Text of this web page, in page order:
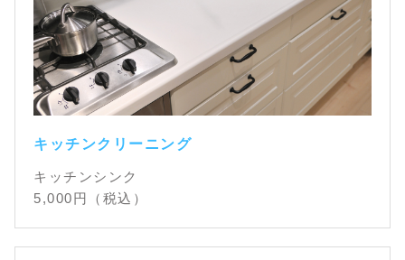
キッチンクリーニング
キッチンシンク
5,000円（税込）